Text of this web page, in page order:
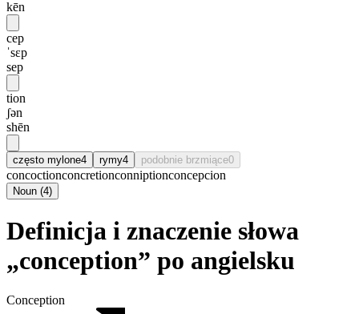
kēn
cep
ˈsɛp
sep
tion
ʃən
shēn
często mylone4 rymy4 podobnie brzmiące0
concoctionconcretionconniptionconcepcion
Noun (4)
Definicja i znaczenie słowa
„conception” po angielsku
Conception